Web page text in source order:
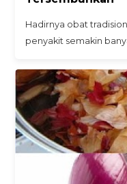
Hadirnya obat
penyakit semakin